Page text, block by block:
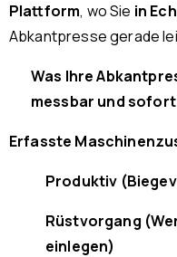
Plattform, wo Sie in
Abkantpresse gerade
Was Ihre
messbar und
Erfasste
Produktiv
Rüstvorgang
einlegen)